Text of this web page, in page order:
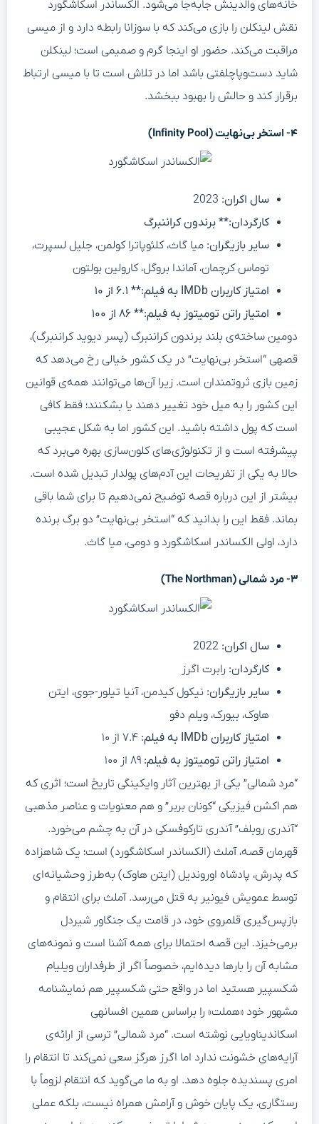
خانه‌های والدینش جابه‌جا می‌شود. الکساندر اسکاشگورد
نقش لینکلن را بازی می‌کند که با سوزانا رابطه دارد و از میسی
مراقبت می‌کند. حضور او اینجا گرم و صمیمی است؛ لینکلن
شاید دست‌وپاچلفتی باشد اما در تلاش است تا با میسی ارتباط
برقرار کند و حالش را بهبود ببخشد.
۴- استخر بی‌نهایت (Infinity Pool)
سال اکران:
کارگردان:** برندون کراننبرگ
سایر بازیگران: میا گاث، کلئوپاترا کولمن، جلیل لسپرت،
توماس کرچمان، آماندا بروگل، کارولین بولتون
امتیاز کاربران IMDb به فیلم:** ۶.۱ از ۱۰
امتیاز راتن تومیتوز به فیلم:** ۸۶ از ۱۰۰
دومین ساخته‌ی بلند برندون کراننبرگ (پسر دیوید کراننبرگ)،
قصهی “استخر بی‌نهایت” در یک کشور خیالی رخ می‌دهد که
زمین بازی ثروتمندان است. زیرا آن‌ها می‌توانند همه‌ی قوانین
این کشور را به میل خود تغییر دهند یا بشکنند؛ فقط کافی
است که پول داشته باشید. این کشور اما به شکل عجیبی
پیشرفته است و از تکنولوژی‌های کلون‌سازی بهره می‌برد که
حالا به یکی از تفریحات این آدم‌های پولدار تبدیل شده است.
بیشتر از این درباره قصه توضیح نمی‌دهیم تا برای شما باقی
بماند. فقط این را بدانید که “استخر بی‌نهایت” دو برگ برنده
دارد، اولی الکساندر اسکاشگورد و دومی، میا گاث.
۳- مرد شمالی (The Northman)
سال اکران:
کارگردان: رابرت اگرز
سایر بازیگران: نیکول کیدمن، آنیا تیلور-جوی، ایتن
هاوک، بیورک، ویلم دفو
امتیاز کاربران IMDb به فیلم:
امتیاز راتن تومیتوز به فیلم:
“مرد شمالی” یکی از بهترین آثار وایکینگی تاریخ است؛ اثری که
هم اکشن فیزیکی “کونان بربر” و هم معنویات و عناصر مذهبی
“آندری روبلف” آندری تارکوفسکی در آن به چشم می‌خورد.
قهرمان قصه، آملث (الکساندر اسکاشگورد) است؛ یک شاهزاده
که پدرش، پادشاه اوروندیل (ایتن هاوک) به‌طرز وحشیانه‌ای
توسط عمویش فیونیر به قتل می‌رسد. آملث برای انتقام و
بازپس‌گیری قلمروی خود، در قامت یک جنگاور شیردل
برمی‌خیزد. این قصه احتمالا برای همه آشنا است و نمونه‌های
مشابه آن را بارها دیده‌ایم، خصوصاً اگر از طرفداران ویلیام
شکسپیر هستید اما در واقع حتی شکسپیر هم نمایشنامه
مشهور خود «هملت» را براساس همین افسانهی
اسکاندیناویایی نوشته است. “مرد شمالی” ترسی از ارائه‌ی
آرایه‌های خشونت ندارد اما اگرز هرگز سعی نمی‌کند تا انتقام را
امری پسندیده جلوه دهد. او به ما می‌گوید که انتقام لزوماً با
رستگاری، یک پایان خوش و آرامش همراه نیست، بلکه عملی